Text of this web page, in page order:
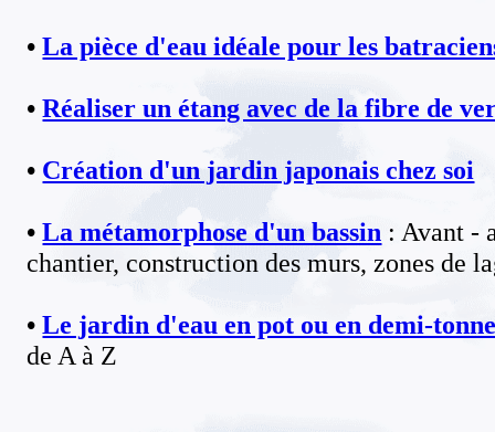
•La pièce d'eau idéale pour les
•Réaliser un étang avec de la fibre de
• Création d'un jardin japonais chez soi
•La métamorphose d'un bassin : Avant -
chantier, construction des murs, zones de
•Le jardin d'eau en pot ou en demi-
de A à Z